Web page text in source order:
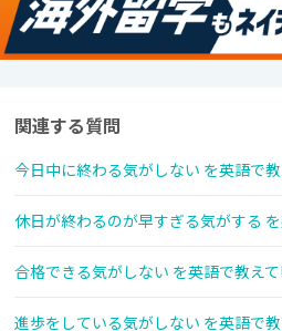
関連する質問
今日中に終わる気がしない を英語で
休日が終わるのが早すぎる気がする
合格できる気がしない を英語で教えて!
進歩をしている気がしない を英語で